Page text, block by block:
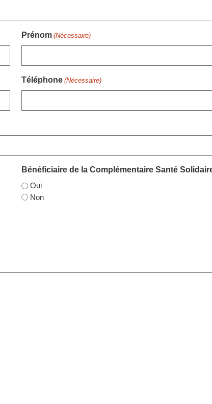
Prénom (Nécessaire)
Téléphone (Nécessaire)
Bénéficiaire de la Complémentaire Santé
Oui
Non